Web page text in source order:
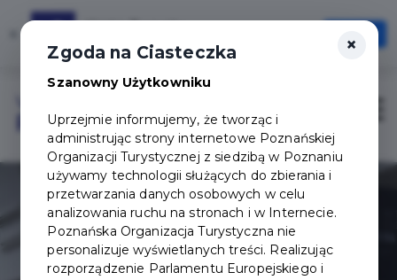
Szybciej, wygodniej, zawsze pod ręką
Otwórz
Login/Rejestracja
×
Zgoda na Ciasteczka
Szanowny Użytkowniku
Uprzejmie informujemy, że tworząc i
administrując strony internetowe Poznańskiej
Organizacji Turystycznej z siedzibą w Poznaniu
używamy technologii służących do zbierania i
przetwarzania danych osobowych w celu
analizowania ruchu na stronach i w Internecie.
Poznańska Organizacja Turystyczna nie
personalizuje wyświetlanych treści. Realizując
rozporządzenie Parlamentu Europejskiego i